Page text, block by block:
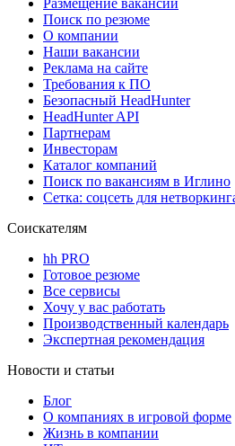
Размещение вакансий
Поиск по резюме
О компании
Наши вакансии
Реклама на сайте
Требования к ПО
Безопасный HeadHunter
HeadHunter API
Партнерам
Инвесторам
Каталог компаний
Поиск по вакансиям в Иглино
Сетка: соцсеть для
Соискателям
hh PRO
Готовое резюме
Все сервисы
Хочу у вас работать
Производственный календарь
Экспертная рекомендация
Новости и статьи
Блог
О компаниях в игровой форме
Жизнь в компании